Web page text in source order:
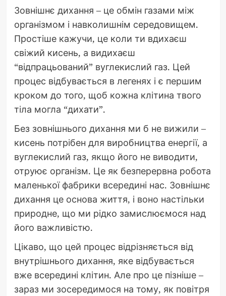
Зовнішнє дихання – це обмін газами між
організмом і навколишнім середовищем.
Простіше кажучи, це коли ти вдихаєш
свіжий кисень, а видихаєш
“відпрацьований” вуглекислий газ. Цей
процес відбувається в легенях і є першим
кроком до того, щоб кожна клітина твого
тіла могла “дихати”.
Без зовнішнього дихання ми б не вижили –
кисень потрібен для виробництва енергії, а
вуглекислий газ, якщо його не виводити,
отруює організм. Це як безперервна робота
маленької фабрики всередині нас. Зовнішнє
дихання це основа життя, і воно настільки
природне, що ми рідко замислюємося над
його важливістю.
Цікаво, що цей процес відрізняється від
внутрішнього дихання, яке відбувається
вже всередині клітин. Але про це пізніше –
зараз ми зосередимося на тому, як повітря